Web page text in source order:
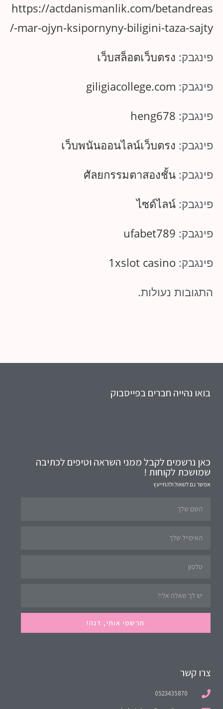
https://actdanismanlik.com/betandreas
-mar-ojyn-ksipornyny-biligini-taza-sajty/
פינגבק: เว็บสล็อตเว็บตรง
פינגבק: giligiacollege.com
פינגבק: heng678
פינגבק: เว็บพนันออนไลน์เว็บตรง
פינגבק: ศัลยกรรมตาสองชั้น
פינגבק: ไซด์ไลน์
פינגבק: ufabet789
פינגבק: 1xslot casino
התגובות נעולות.
בואו נהייה חברים בפייסבוק
כאן נרשמים לקבל ממני השראה וטיפים לכתיבה
שמושכת לקוחות !
אפשר גם לשאול ולהתייעץ
תרשמי אותי, דנה!
צרו קשר
0523435870